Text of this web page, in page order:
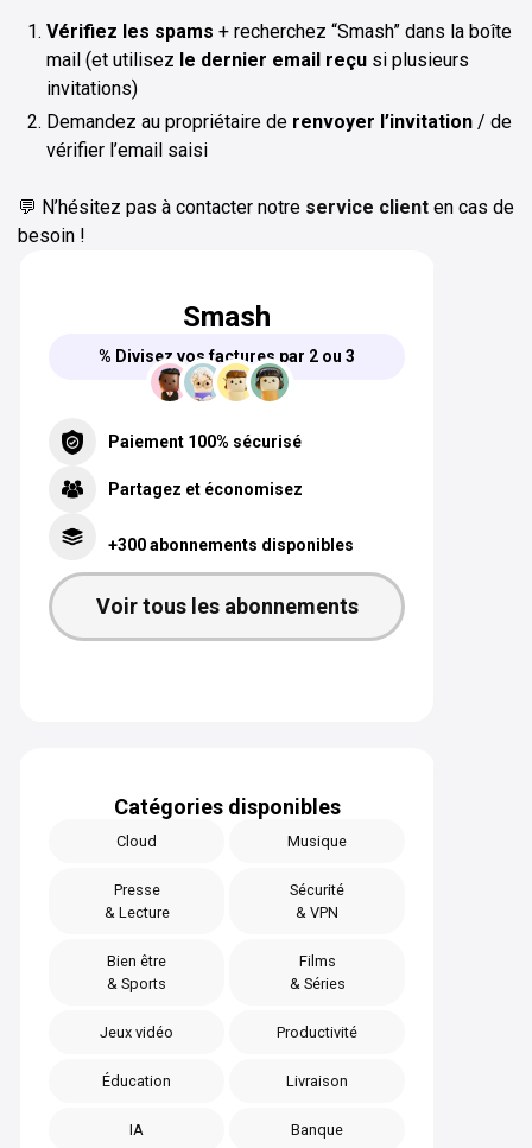
Vérifiez les spams + recherchez “Smash” dans la boîte
mail (et utilisez le dernier email reçu si plusieurs
invitations)
Demandez au propriétaire de renvoyer l’invitation / de
vérifier l’email saisi
💬 N’hésitez pas à contacter notre service client en cas de
besoin !
Smash
% Divisez vos factures par 2 ou 3
Paiement 100% sécurisé
Partagez et économisez
+300 abonnements disponibles
Voir tous les abonnements
Catégories disponibles
Cloud Musique
Presse
& Lecture
Sécurité
& VPN
Bien être
& Sports
Films
& Séries
Jeux vidéo Productivité
Éducation Livraison
IA Banque